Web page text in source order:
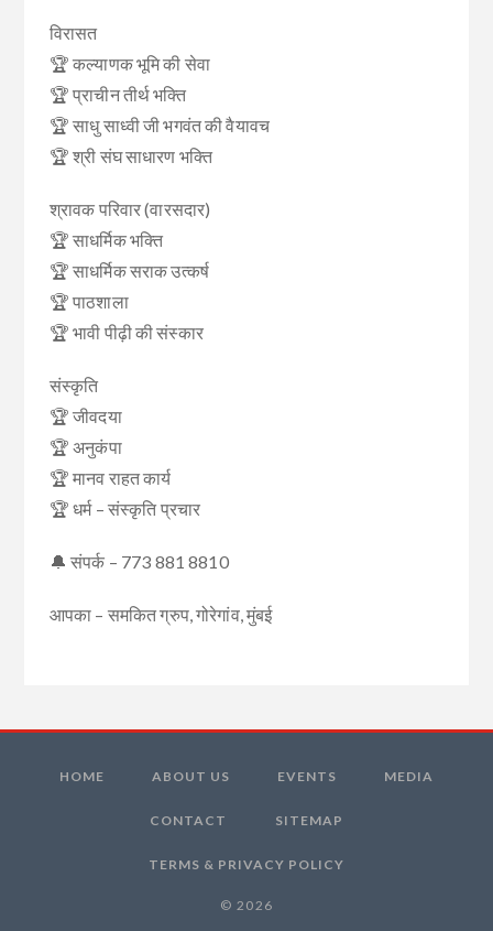
विरासत
🏆 कल्याणक भूमि की सेवा
🏆 प्राचीन तीर्थ भक्ति
🏆 साधु साध्वी जी भगवंत की वैयावच
🏆 श्री संघ साधारण भक्ति
श्रावक परिवार (वारसदार)
🏆 साधर्मिक भक्ति
🏆 साधर्मिक सराक उत्कर्ष
🏆 पाठशाला
🏆 भावी पीढ़ी की संस्कार
संस्कृति
🏆 जीवदया
🏆 अनुकंपा
🏆 मानव राहत कार्य
🏆 धर्म – संस्कृति प्रचार
🔔 संपर्क – 773 881 8810
आपका – समकित ग्रुप, गोरेगांव, मुंबई
HOME ABOUT US EVENTS MEDIA
CONTACT SITEMAP
TERMS & PRIVACY POLICY
© 2026